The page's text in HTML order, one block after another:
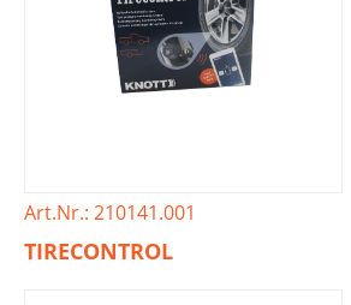
Art.Nr.: 210141.001
TIRECONTROL